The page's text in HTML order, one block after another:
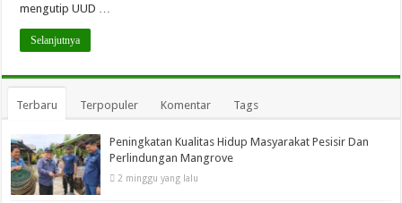
mengutip UUD …
Selanjutnya
Terbaru Terpopuler Komentar Tags
Peningkatan Kualitas Hidup Masyarakat Pesisir Dan
Perlindungan Mangrove
2 minggu yang lalu